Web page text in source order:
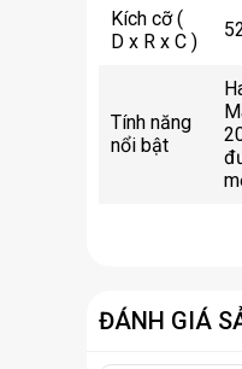
Kích cỡ (
D x R x C )
Tính năng
nổi bật
ĐÁNH GIÁ